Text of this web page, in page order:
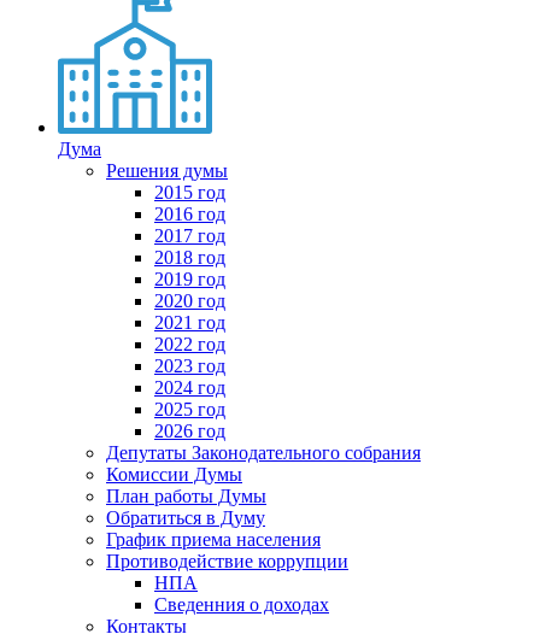
Дума
Решения думы
2015 год
2016 год
2017 год
2018 год
2019 год
2020 год
2021 год
2022 год
2023 год
2024 год
2025 год
2026 год
Депутаты Законодательного собрания
Комиссии Думы
План работы Думы
Обратиться в Думу
График приема населения
Противодействие коррупции
НПА
Сведенния о доходах
Контакты